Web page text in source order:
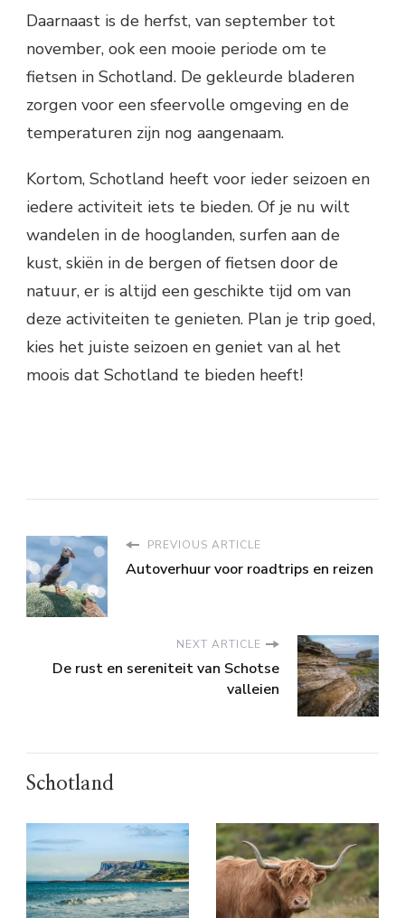
Daarnaast is de herfst, van september tot
november, ook een mooie periode om te
fietsen in Schotland. De gekleurde bladeren
zorgen voor een sfeervolle omgeving en de
temperaturen zijn nog aangenaam.
Kortom, Schotland heeft voor ieder seizoen en
iedere activiteit iets te bieden. Of je nu wilt
wandelen in de hooglanden, surfen aan de
kust, skiën in de bergen of fietsen door de
natuur, er is altijd een geschikte tijd om van
deze activiteiten te genieten. Plan je trip goed,
kies het juiste seizoen en geniet van al het
moois dat Schotland te bieden heeft!
PREVIOUS ARTICLE
Autoverhuur voor roadtrips en reizen
NEXT ARTICLE
De rust en sereniteit van Schotse
valleien
Schotland